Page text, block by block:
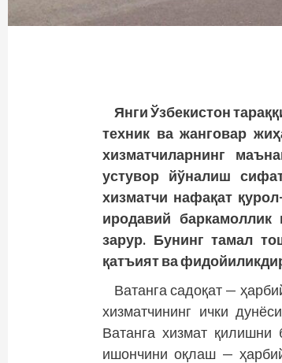
Янги Ўзбекистон
техник ва жанговар
хизматчиларнинг
устувор йўналиш
хизматчи нафақат
иродавий
зарур. Бунинг тамал
қатъият ва
Ватанга садоқат —
хизматчининг ички
Ватанга хизмат
ишончини оқлаш —